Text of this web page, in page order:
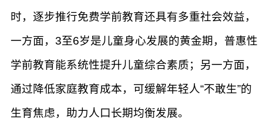
时，逐步推行免费学前教育还具有多重社会效益，
一方面，3至6岁是儿童身心发展的黄金期，普惠性
学前教育能系统性提升儿童综合素质；另一方面，
通过降低家庭教育成本，可缓解年轻人“不敢生”的
生育焦虑，助力人口长期均衡发展。